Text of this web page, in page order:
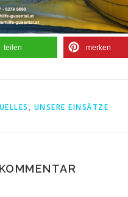
teilen merken
, UNSERE EINSÄTZE